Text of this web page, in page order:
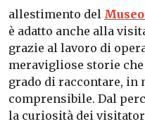
allestimento del
è adatto anche alla
grazie al lavoro di
meravigliose storie
grado di raccontare, in
comprensibile. Dal
la curiosità dei